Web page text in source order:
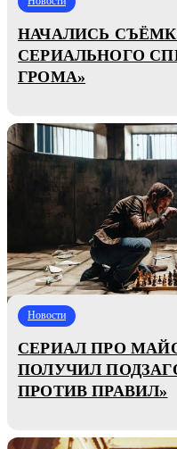
НАЧАЛИСЬ
СЕРИАЛЬНОГО
ГРОМА»
Новости
СЕРИАЛ ПРО
ПОЛУЧИЛ
ПРОТИВ ПРАВИЛ»